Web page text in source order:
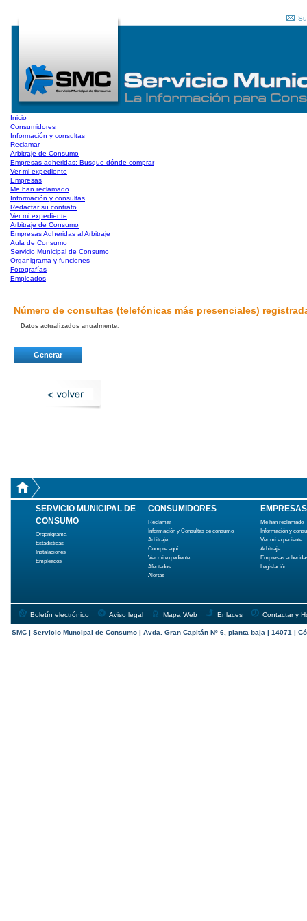
Inicio
Consumidores
Información y consultas
Reclamar
Arbitraje de Consumo
Empresas adheridas: Busque dónde comprar
Ver mi expediente
Empresas
Me han reclamado
Información y consultas
Redactar su contrato
Ver mi expediente
Arbitraje de Consumo
Empresas Adheridas al Arbitraje
Aula de Consumo
Servicio Municipal de Consumo
Organigrama y funciones
Fotografías
Empleados
Número de consultas (telefónicas más presenciales)
Datos actualizados anualmente.
SERVICIO MUNICIPAL DE
CONSUMO
Organigrama
Estadísticas
Instalaciones
Empleados
CONSUMIDORES
Reclamar
Información y Consultas de consumo
Arbitraje
Compre aquí
Ver mi expediente
Afectados
Alertas
EMPRESAS
Me han reclamado
Información y
Ver mi expediente
Arbitraje
Empresas
Legislación
Boletín electrónico Aviso legal Mapa Web Enlaces Contactar y
SMC | Servicio Muncipal de Consumo | Avda. Gran Capitán Nº 6, planta baja | 14071 |